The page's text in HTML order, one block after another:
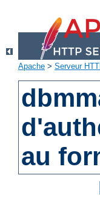
Apache > Serveur
au